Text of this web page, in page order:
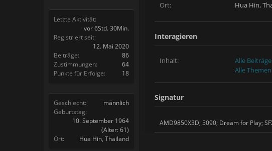
Letzte Aktivität:
vor 6Std. 30Min.
Registriert seit:
12. Mai 2020
Beiträge:
86
Zustimmungen:
64
Punkte für Erfolge:
18
Geschlecht:
männlich
Geburtstag:
10. September 1964
(Alter: 61)
Ort:
Hua Hin, Thailand
Ort:
Hua Hin,
Interagieren
Inhalt:
Alle
Alle
Signatur
AMD9850X3D; 5090; Dream for Play;